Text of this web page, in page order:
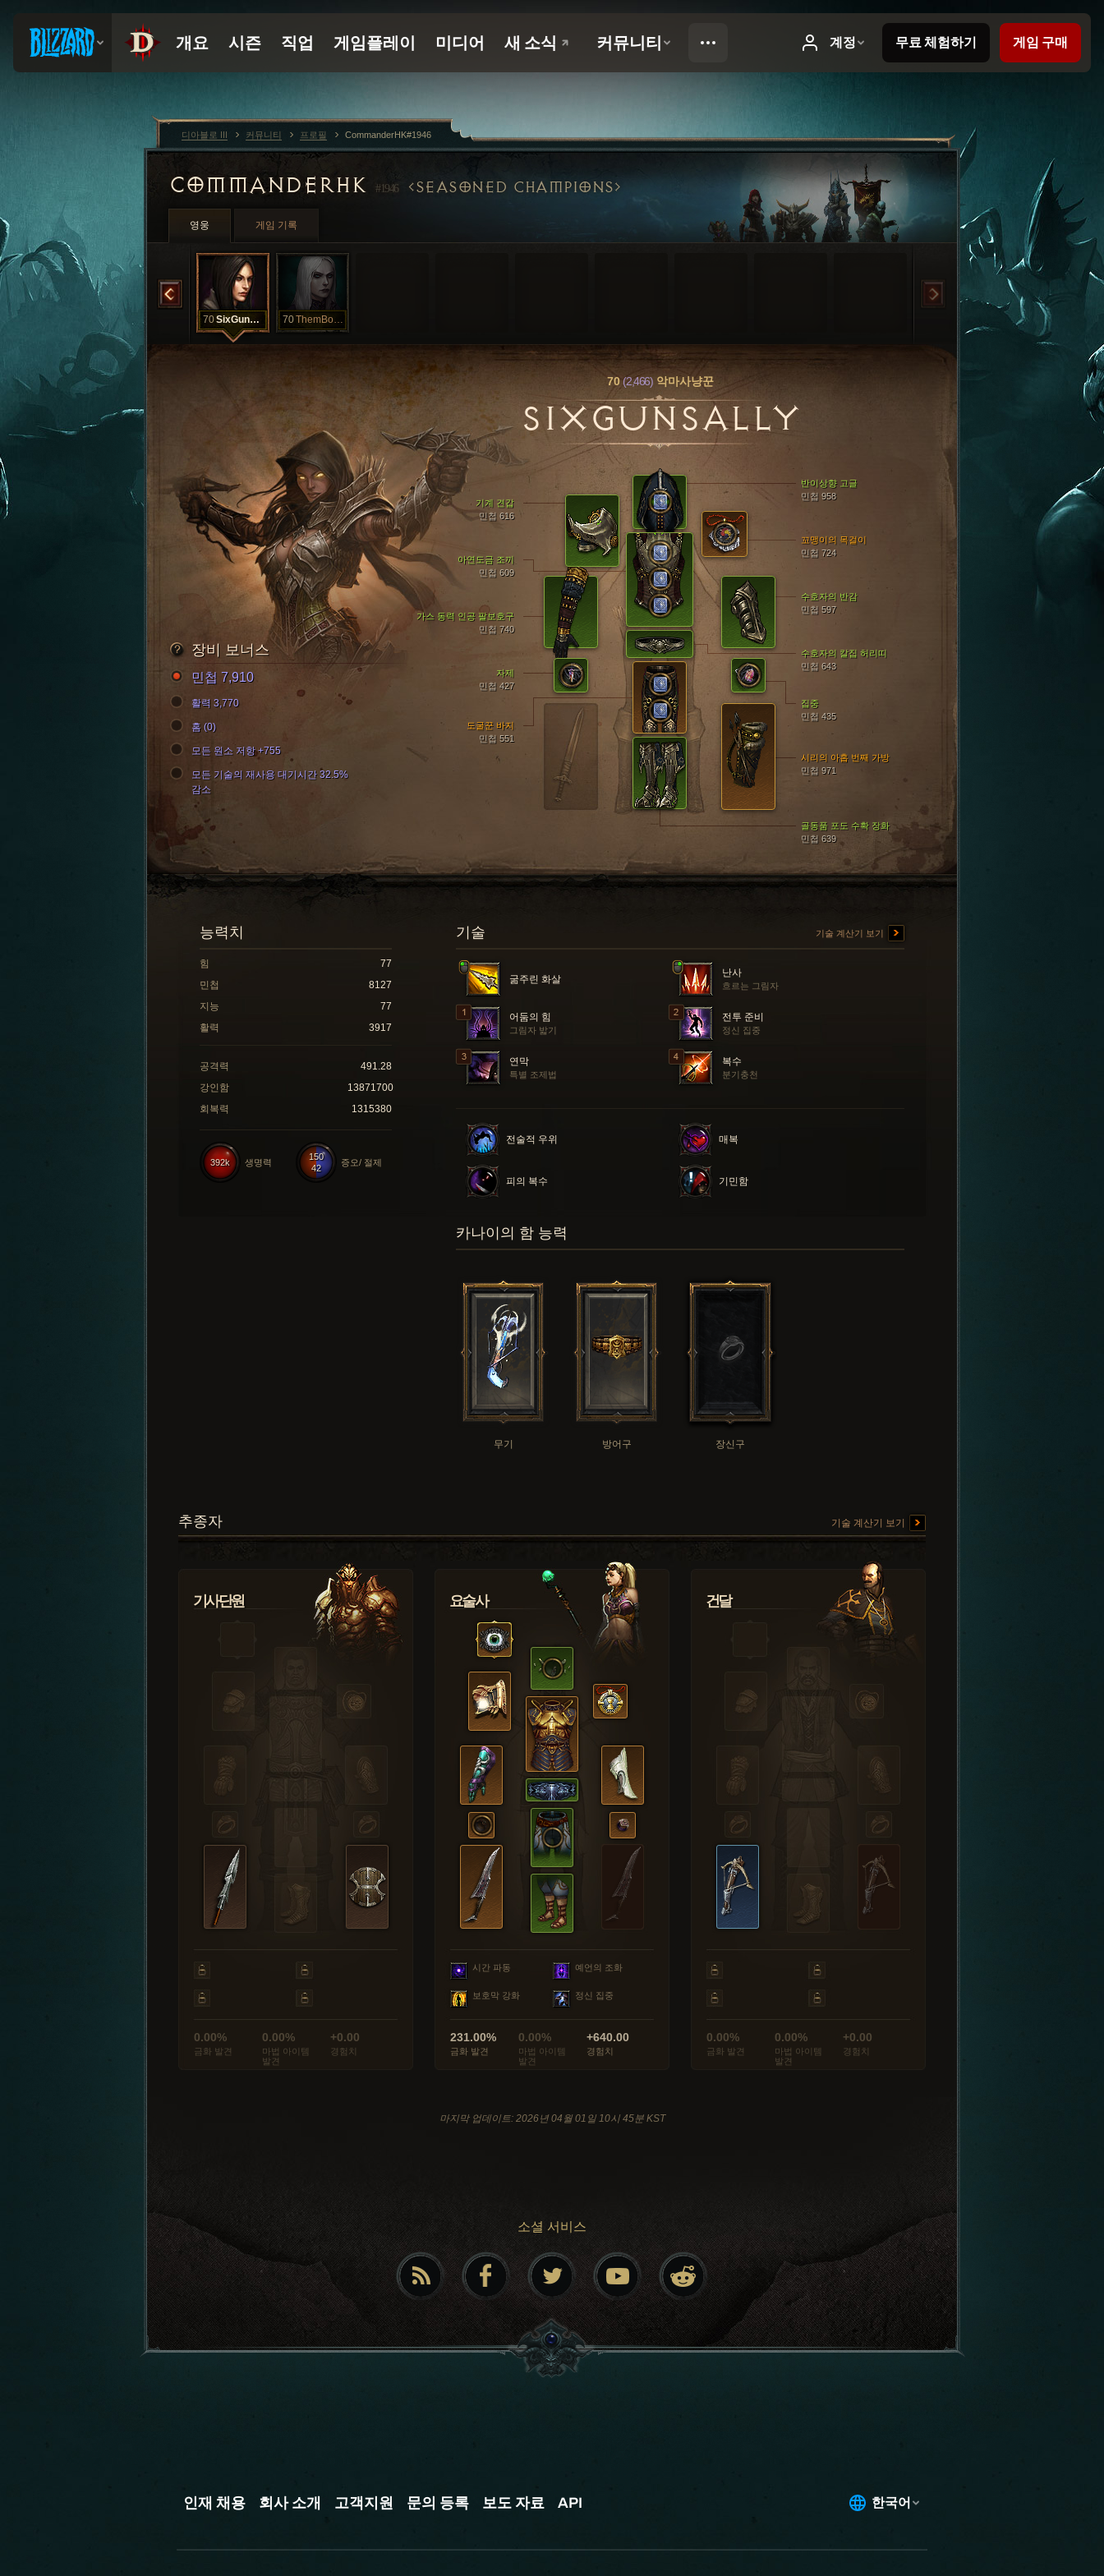
COMMANDERHK #1946 SEASONED CHAMPIONS
영웅 게임 기록
70 SixGunSally 70 ThemBones
70 (2,466)악마사냥꾼
SIXGUNSALLY
반이상향 고글
민첩 958
아연도금 조끼
민첩 609
골동품 포도 수확 장화
민첩 639
가스 동력 인공 팔보호구
민첩 740
기계 견갑
민첩 616
도굴꾼 바지
민첩 551
수호자의 반감
민첩 597
시리의 아홉 번째 가방
민첩 971
수호자의 칼집 허리띠
민첩 643
집중
민첩 435
자제
민첩 427
꼬맹이의 목걸이
민첩 724
장비 보너스
민첩 7,910
활력 3,770
홈 (0)
모든 원소 저항 +755
모든 기술의 재사용 대기시간 32.5%
감소
기술 기술 계산기 보기
굶주린 화살
난사
흐르는 그림자
어둠의 힘
그림자 밟기
전투 준비
정신 집중
연막
특별 조제법
복수
분기충천
전술적 우위 매복
피의 복수 기민함
능력치
힘
77
민첩
8127
지능
77
활력
3917
공격력
491.28
강인함
13871700
회복력
1315380
150
42
증오/ 절제
392k 생명력
카나이의 함 능력
무기 방어구 장신구
추종자 기술 계산기 보기
기사단원
0.00%
금화 발견
0.00%
마법 아이템
발견
+0.00
경험치
요술사
시간 파동 예언의 조화
보호막 강화 정신 집중
231.00%
금화 발견
0.00%
마법 아이템
발견
+640.00
경험치
건달
0.00%
금화 발견
0.00%
마법 아이템
발견
+0.00
경험치
마지막 업데이트: 2026년 04월 01일 10시 45분 KST
소셜 서비스
디아블로 III 커뮤니티 프로필 CommanderHK#1946